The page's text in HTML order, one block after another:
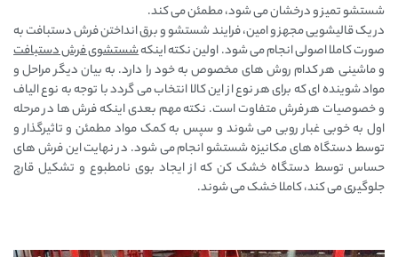
شستشو تمیز و درخشان می شود، مطمئن می کند.
در یک قالیشویی مجهز و امین، فرایند شستشو و برق انداختن فرش دستبافت به
صورت کاملا اصولی انجام می شود. اولین نکته اینکهشستشوی فرش دستبافت
و ماشینی هر کدام روش های مخصوص به خود را دارد. به بیان دیگر مراحل و
مواد شوینده ای که برای هر نوع از این کالا انتخاب می گردد با توجه به نوع الیاف
و خصوصیات هر فرش متفاوت است. نکته مهم بعدی اینکه فرش ها در مرحله
اول به خوبی غبار روبی می شوند و سپس به کمک مواد مطمئن و تاثیرگذار و
توسط دستگاه های مکانیزه شستشو انجام می شود. در نهایت این فرش های
حساس توسط دستگاه خشک کن که از ایجاد بوی نامطبوع و تشکیل قارچ
جلوگیری می کند، کاملا خشک می شوند.